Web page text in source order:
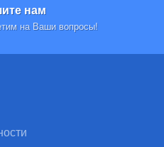
нам
на Ваши вопросы!